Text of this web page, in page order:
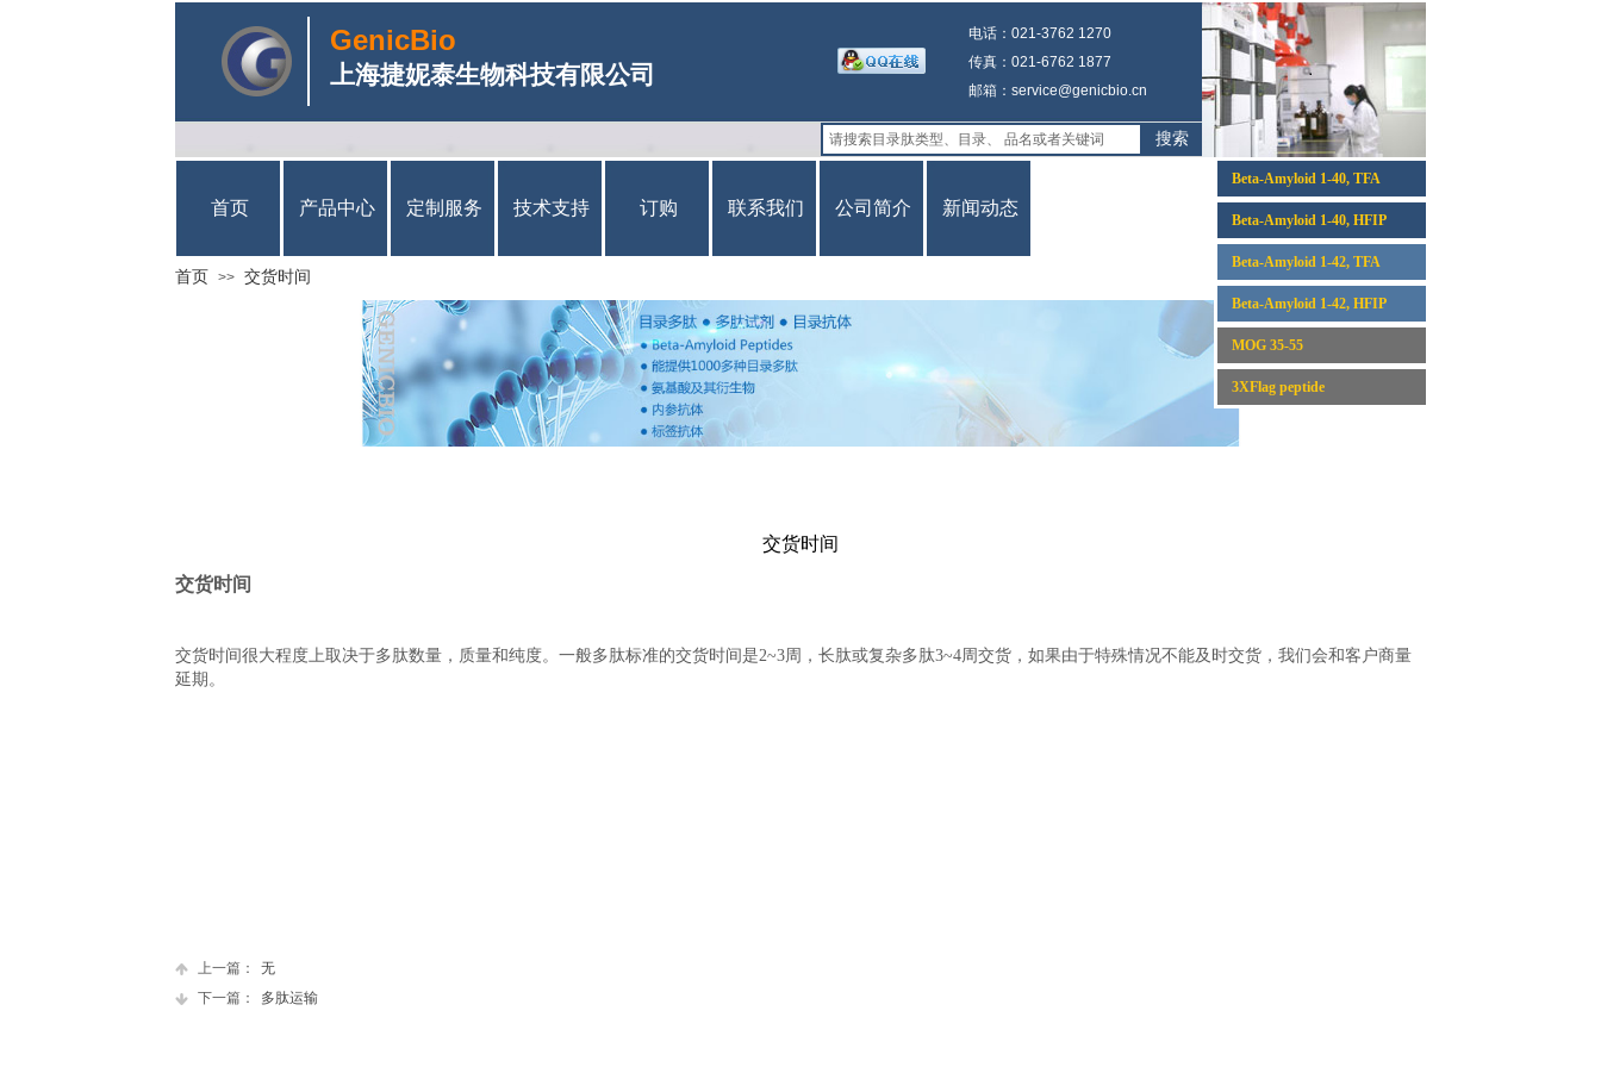
搜索
Beta-Amyloid 1-40, HFIP
3XFlag peptide
MOG 35-55
Beta-Amyloid 1-42, HFIP
Beta-Amyloid 1-42, TFA
Beta-Amyloid 1-40, TFA
电话：021-3762 1270
传真：021-6762 1877
邮箱：service@genicbio.cn
上海捷妮泰生物科技有限公司
首页 >> 交货时间
GenicBio
首页 产品中心 定制服务 技术支持 订购 联系我们 公司简介 新闻动态
交货时间
交货时间
交货时间很大程度上取决于多肽数量，质量和纯度。 一般多肽标准的交货时间是2~3周，长肽或复杂多肽3~4周交货，如果由于特殊情况不能及时交货，我们会和客户商量
延期。
上一篇：
无
下一篇：
多肽运输